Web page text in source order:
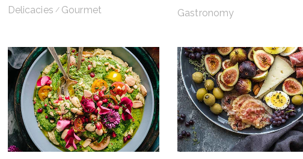
Delicacies
Gourmet
Gastronomy